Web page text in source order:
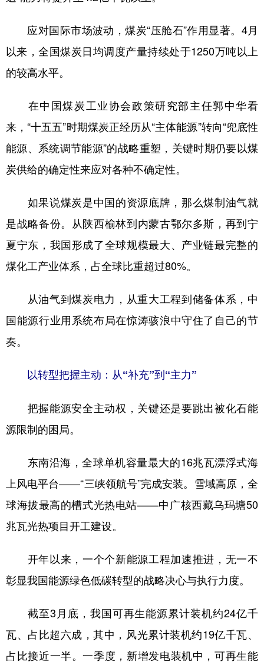
应对国际市场波动，煤炭“压舱石”作用显著。4月
以来，全国煤炭日均调度产量持续处于1250万吨以上
的较高水平。
在中国煤炭工业协会政策研究部主任郭中华看
来，“十五五”时期煤炭正经历从“主体能源”转向“兜底性
能源、系统调节能源”的战略重塑，关键时期仍要以煤
炭供给的确定性来应对各种不确定性。
如果说煤炭是中国的资源底牌，那么煤制油气就
是战略备份。从陕西榆林到内蒙古鄂尔多斯，再到宁
夏宁东，我国形成了全球规模最大、产业链最完整的
煤化工产业体系，占全球比重超过80%。
从油气到煤炭电力，从重大工程到储备体系，中
国能源行业用系统布局在惊涛骇浪中守住了自己的节
奏。
以转型把握主动：从“补充”到“主力”
把握能源安全主动权，关键还是要跳出被化石能
源限制的困局。
东南沿海，全球单机容量最大的16兆瓦漂浮式海
上风电平台——“三峡领航号”完成安装。雪域高原，全
球海拔最高的槽式光热电站——中广核西藏乌玛塘50
兆瓦光热项目开工建设。
开年以来，一个个新能源工程加速推进，无一不
彰显我国能源绿色低碳转型的战略决心与执行力度。
截至3月底，我国可再生能源累计装机约24亿千
瓦、占比超六成，其中，风光累计装机约19亿千瓦、
占比接近一半。一季度，新增发电装机中，可再生能